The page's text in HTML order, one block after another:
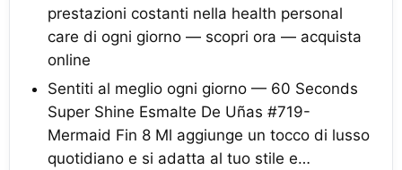
prestazioni costanti nella health personal
care di ogni giorno — scopri ora — acquista
online
Sentiti al meglio ogni giorno — 60 Seconds
Super Shine Esmalte De Uñas #719-
Mermaid Fin 8 Ml aggiunge un tocco di lusso
quotidiano e si adatta al tuo stile e…